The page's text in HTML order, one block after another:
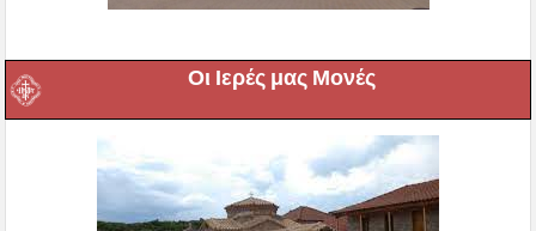
Οι Ιερές μας Μονές